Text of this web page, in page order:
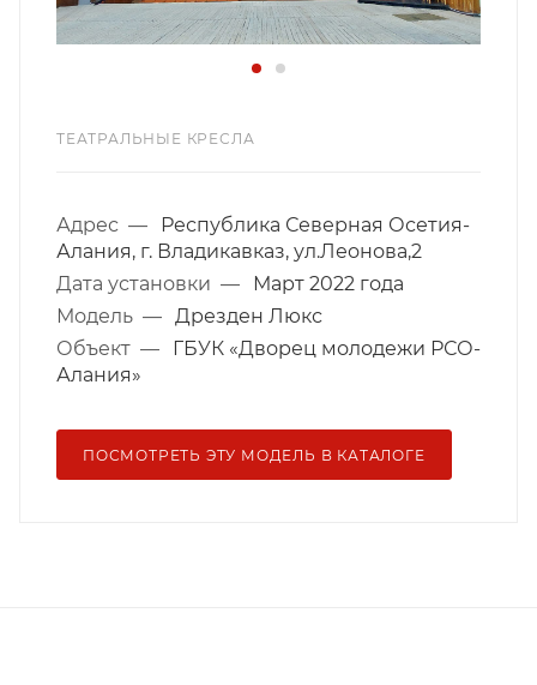
ТЕАТРАЛЬНЫЕ КРЕСЛА
Адрес —
Республика Северная Осетия-
Алания, г. Владикавказ, ул.Леонова,2
Дата установки —
Март 2022 года
Модель — Дрезден Люкс
Объект —
ГБУК «Дворец молодежи РСО-
Алания»
ПОСМОТРЕТЬ ЭТУ МОДЕЛЬ В КАТАЛОГЕ